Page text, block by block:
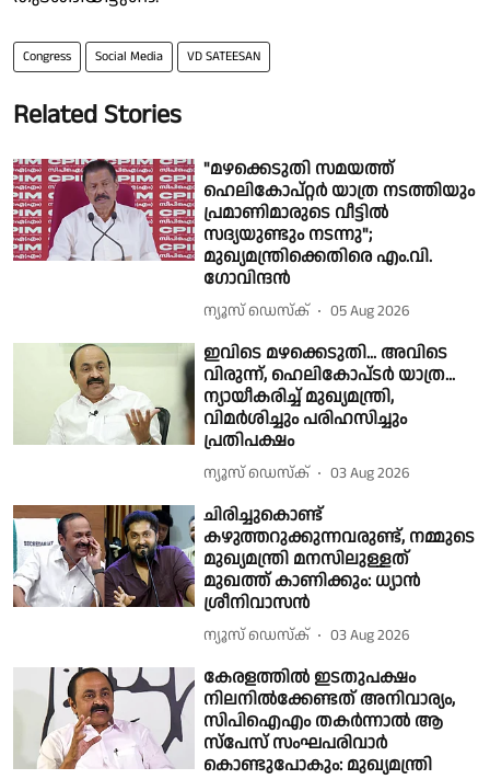
Congress Social Media VD SATEESAN
Related Stories
"മഴക്കെടുതി സമയത്ത്
ഹെലികോപ്റ്റർ യാത്ര നടത്തിയും
പ്രമാണിമാരുടെ വീട്ടിൽ
സദ്യയുണ്ടും നടന്നു";
മുഖ്യമന്ത്രിക്കെതിരെ എം.വി.
ഗോവിന്ദൻ
ന്യൂസ് ഡെസ്ക് 05 Aug 2026
ഇവിടെ മഴക്കെടുതി... അവിടെ
വിരുന്ന്, ഹെലികോപ്‍ടര്‍ യാത്ര...
ന്യായീകരിച്ച് മുഖ്യമന്ത്രി,
വിമര്‍ശിച്ചും പരിഹസിച്ചും
പ്രതിപക്ഷം
ന്യൂസ് ഡെസ്ക് 03 Aug 2026
ചിരിച്ചുകൊണ്ട്
കഴുത്തറുക്കുന്നവരുണ്ട്, നമ്മുടെ
മുഖ്യമന്ത്രി മനസിലുള്ളത്
മുഖത്ത് കാണിക്കും: ധ്യാൻ
ശ്രീനിവാസൻ
ന്യൂസ് ഡെസ്ക് 03 Aug 2026
കേരളത്തിൽ ഇടതുപക്ഷം
നിലനിൽക്കേണ്ടത് അനിവാര്യം,
സിപിഐഎം തകർന്നാൽ ആ
സ്പേസ് സംഘപരിവാർ
കൊണ്ടുപോകും: മുഖ്യമന്ത്രി